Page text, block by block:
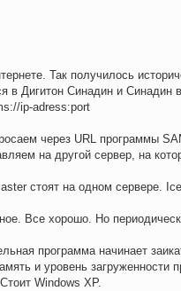
Так получилось
в Дигитон Синадин и Синадин
ip-adress:port
через URL программы
на другой сервер, на
стоят на одном сервере.
Все хорошо. Но
программа начинает
и уровень загруженности
Windows XP.